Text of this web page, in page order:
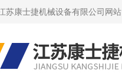
苏康士捷机械设备有限公司网站